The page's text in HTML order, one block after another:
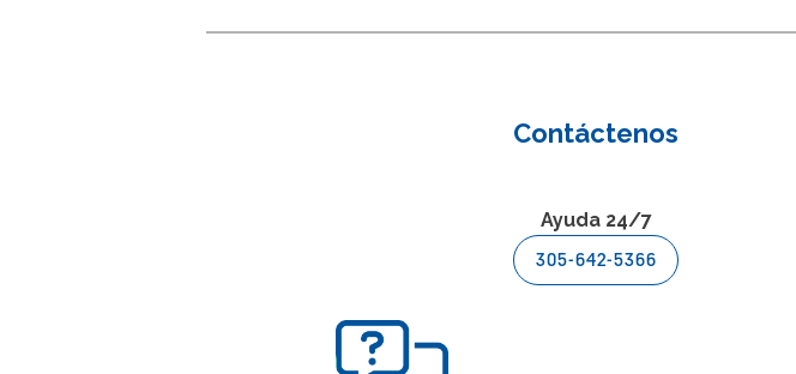
Contáctenos
Ayuda 24/7
305-642-5366